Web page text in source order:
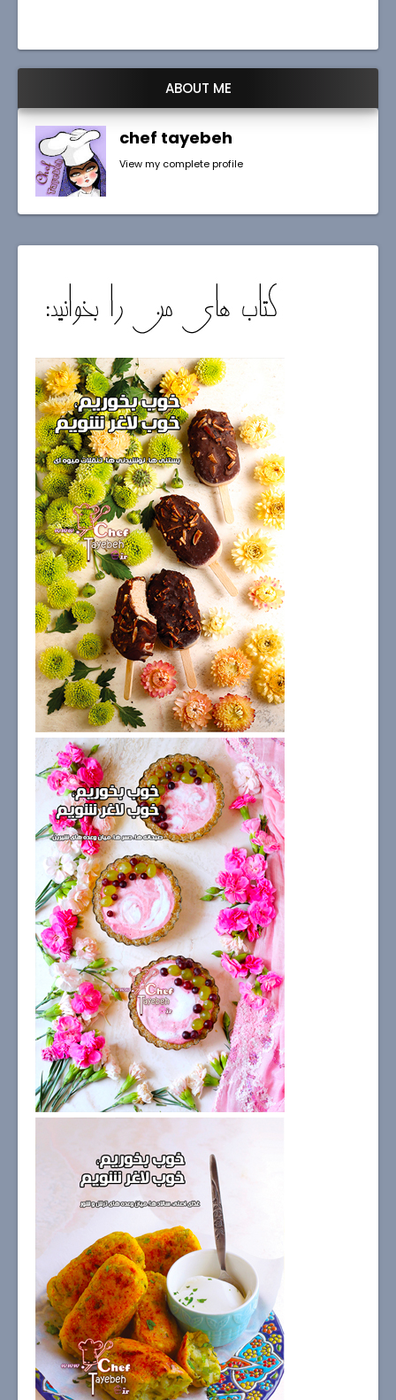
ABOUT ME
chef tayebeh
View my complete profile